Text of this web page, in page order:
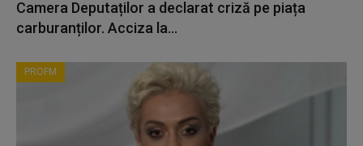
Camera Deputaților a declarat criză pe piața
carburanților. Acciza la...
PROFM